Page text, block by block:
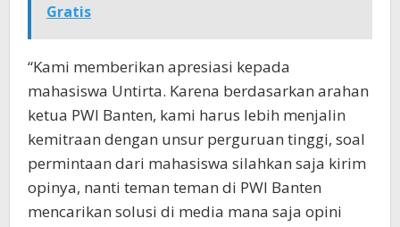
Gratis
“Kami memberikan apresiasi kepada
mahasiswa Untirta. Karena berdasarkan arahan
ketua PWI Banten, kami harus lebih menjalin
kemitraan dengan unsur perguruan tinggi, soal
permintaan dari mahasiswa silahkan saja kirim
opinya, nanti teman teman di PWI Banten
mencarikan solusi di media mana saja opini